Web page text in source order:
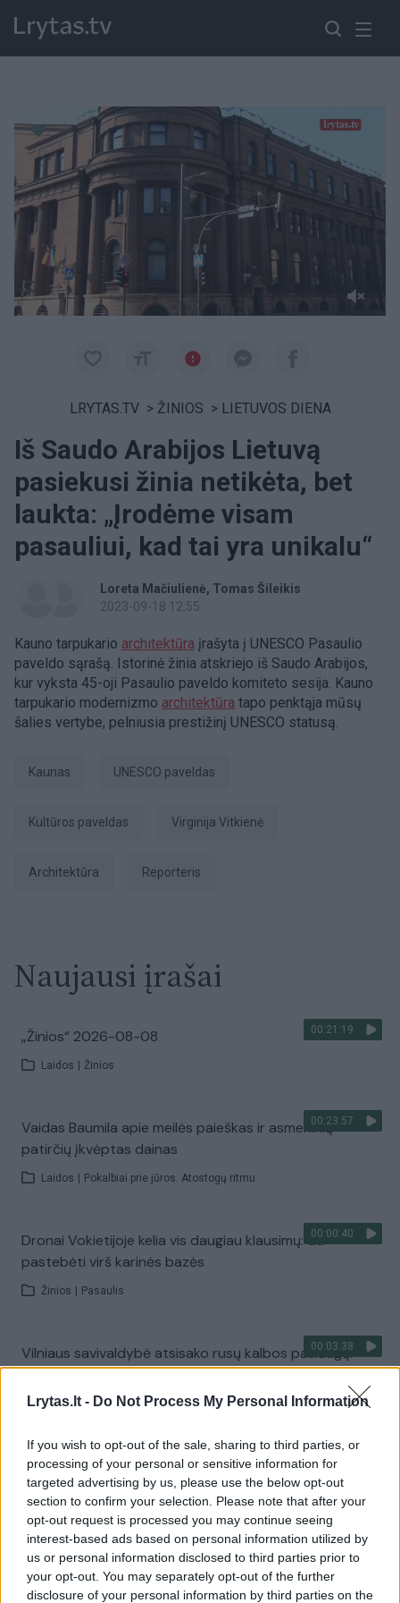
Lrytas.lt - Do Not Process My Personal Information
If you wish to opt-out of the sale, sharing to third parties, or
processing of your personal or sensitive information for
targeted advertising by us, please use the below opt-out
section to confirm your selection. Please note that after your
opt-out request is processed you may continue seeing
interest-based ads based on personal information utilized by
us or personal information disclosed to third parties prior to
your opt-out. You may separately opt-out of the further
disclosure of your personal information by third parties on the
Paremkite Ukrainą
LRYTAS.TV > ŽINIOS > LIETUVOS DIENA
Iš Saudo Arabijos Lietuvą
pasiekusi žinia netikėta, bet
laukta: „Įrodėme visam
pasauliui, kad tai yra unikalu“
Loreta Mačiulienė Tomas Šileikis
2023-09-18 12:55
Kauno tarpukario architektūra įrašyta į UNESCO Pasaulio
paveldo sąrašą. Istorinė žinia atskriejo iš Saudo Arabijos,
kur vyksta 45-oji Pasaulio paveldo komiteto sesija. Kauno
tarpukario modernizmo architektūra tapo penktąja mūsų
šalies vertybe, pelniusia prestižinį UNESCO statusą.
Kaunas UNESCO paveldas
kultūros paveldas Virginija Vitkienė
architektūra Reporteris
Naujausi įrašai
00:21:19
„Žinios“ 2026-08-08
Laidos Žinios
00:23:57
Vaidas Baumila apie meilės paieškas ir asmeninių
patirčių įkvėptas dainas
Laidos Pokalbiai prie jūros. Atostogų ritmu
00:00:40
Dronai Vokietijoje kelia vis daugiau klausimų: du
pastebėti virš karinės bazės
Žinios Pasaulis
00:03:38
Vilniaus savivaldybė atsisako rusų kalbos paslaugų:
pokyčiai laukia ir mokyklose
Žinios | Lietuvos diena
Visi įrašai
Žiūrimiausi įrašai